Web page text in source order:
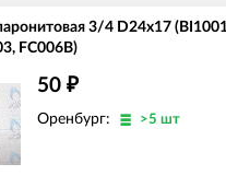
3/4 D24x17
FC006B)
50 ₽
Оренбург: >5 шт